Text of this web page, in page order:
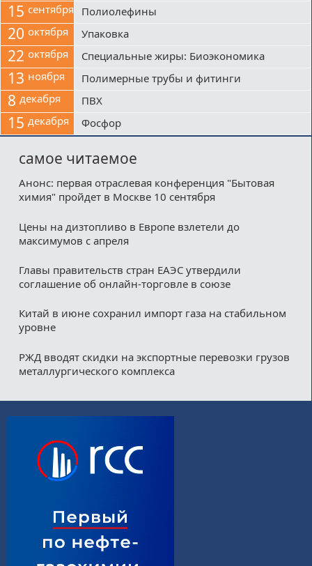
15 сентября Полиолефины
20 октября Упаковка
22 октября Специальные жиры: Биоэкономика
13 ноября Полимерные трубы и фитинги
8 декабря ПВХ
15 декабря Фосфор
самое читаемое
Анонс: первая отраслевая конференция "Бытовая
химия" пройдет в Москве 10 сентября
Цены на дизтопливо в Европе взлетели до
максимумов с апреля
Главы правительств стран ЕАЭС утвердили
соглашение об онлайн-торговле в союзе
Китай в июне сохранил импорт газа на стабильном
уровне
РЖД вводят скидки на экспортные перевозки грузов
металлургического комплекса